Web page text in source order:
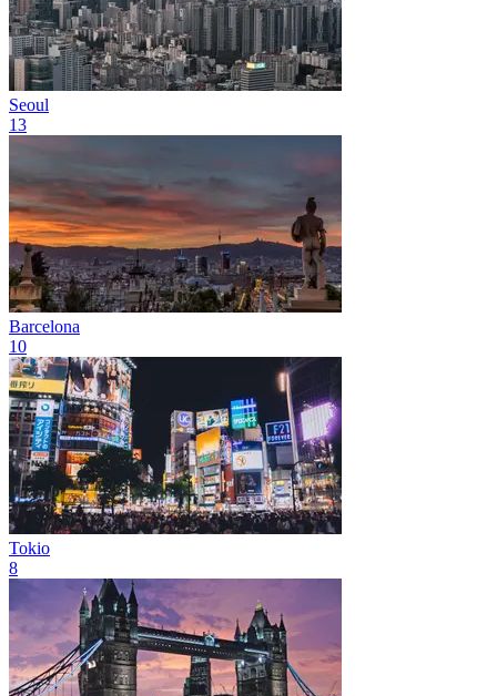
Seoul
13
Barcelona
10
Tokio
8